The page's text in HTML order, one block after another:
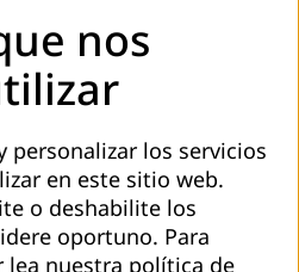
de proyectos de
en una reunión virtual
Red Multisectorial para la
,…
nos
personalizar los servicios
en este sitio web.
o deshabilite los
oportuno. Para